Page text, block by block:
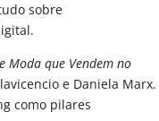
sobre
Moda que Vendem no
e Daniela Marx.
como pilares